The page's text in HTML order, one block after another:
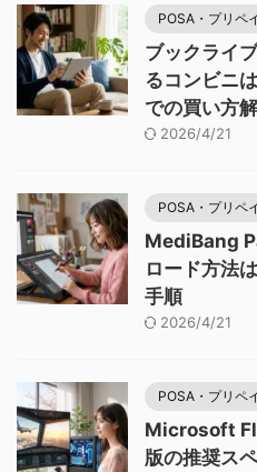
POSA・プリペ
ブックライ
るコンビニ
での買い方
2026/4/21
POSA・プリペ
MediBang
ロード方法
手順
2026/4/21
POSA・プリペ
Microsoft
版の推奨ス